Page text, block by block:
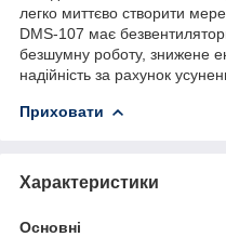
легко миттєво створити
DMS-107 має
безшумну роботу, знижене
надійність за рахунок
Приховати
Характеристики
Основні